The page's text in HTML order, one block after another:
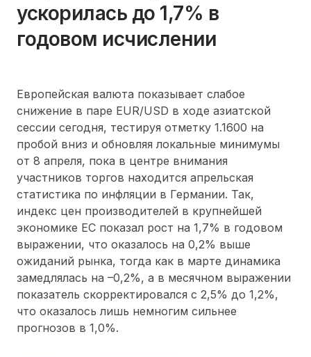
ускорилась до 1,7% в
годовом исчислении
Европейская валюта показывает слабое
снижение в паре EUR/USD в ходе азиатской
сессии сегодня, тестируя отметку 1.1600 на
пробой вниз и обновляя локальные минимумы
от 8 апреля, пока в центре внимания
участников торгов находится апрельская
статистика по инфляции в Германии. Так,
индекс цен производителей в крупнейшей
экономике ЕС показал рост на 1,7% в годовом
выражении, что оказалось на 0,2% выше
ожиданий рынка, тогда как в марте динамика
замедлялась на –0,2%, а в месячном выражении
показатель скорректировался с 2,5% до 1,2%,
что оказалось лишь немногим сильнее
прогнозов в 1,0%.